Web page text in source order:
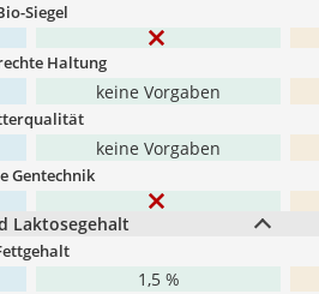
Siegel
Haltung
keine Vorgaben
keine Vorgaben
Gentechnik
Laktosegehalt
1,5 %